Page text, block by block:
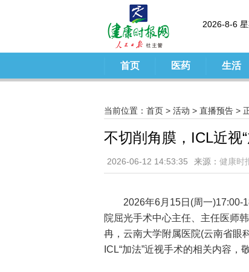
2026-8-6
首页 医药 生活
当前位置： 首页 > 活动 > 直播预告 >
不切削角膜，ICL近视
2026-06-12 14:53:35 来源： 健康时
2026年6月15日(周一)17:00-
院屈光手术中心主任、主任医师
冉 ，云南大学附属医院(云南省
ICL“加法”近视手术的相关内容，